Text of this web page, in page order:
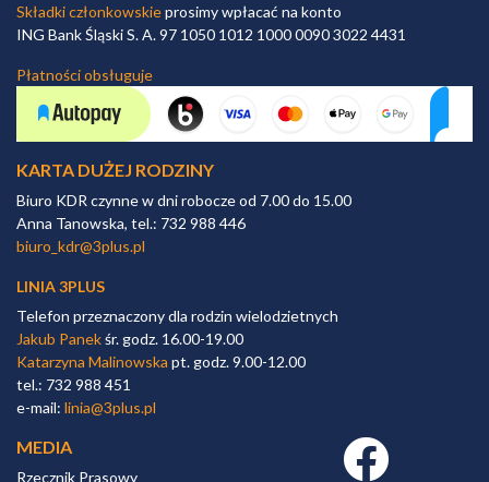
Składki członkowskieprosimy wpłacać na konto
ING Bank Śląski S. A. 97 1050 1012 1000 0090 3022 4431
Płatności obsługuje
KARTA DUŻEJ RODZINY
Biuro KDR czynne w dni robocze od 7.00 do 15.00
Anna Tanowska, tel.: 732 988 446
biuro_kdr@3plus.pl
LINIA 3PLUS
Telefon przeznaczony dla rodzin wielodzietnych
Jakub Panekśr. godz. 16.00-19.00
Katarzyna Malinowska pt. godz. 9.00-12.00
tel.: 732 988 451
e-mail: linia@3plus.pl
MEDIA
Rzecznik Prasowy
Facebook link